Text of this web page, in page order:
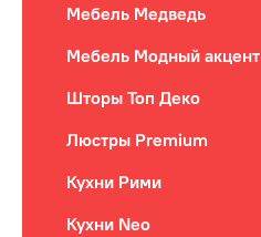
Мебель Медведь
Мебель Модный акцент
Шторы Топ Деко
Люстры Premium
Кухни Рими
Кухни Neo